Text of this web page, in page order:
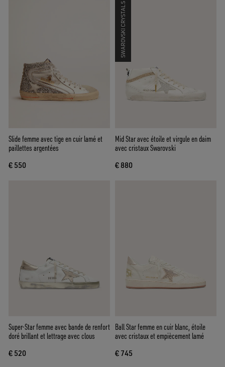
Slide femme avec tige en cuir lamé et
paillettes argentées
€ 550
SWAROVSKI CRYSTALS
Mid Star avec étoile et virgule en daim
avec cristaux Swarovski
€ 880
Super-Star femme avec bande de renfort
doré brillant et lettrage avec clous
€ 520
Ball Star femme en cuir blanc, étoile
avec cristaux et empiècement lamé
€ 745